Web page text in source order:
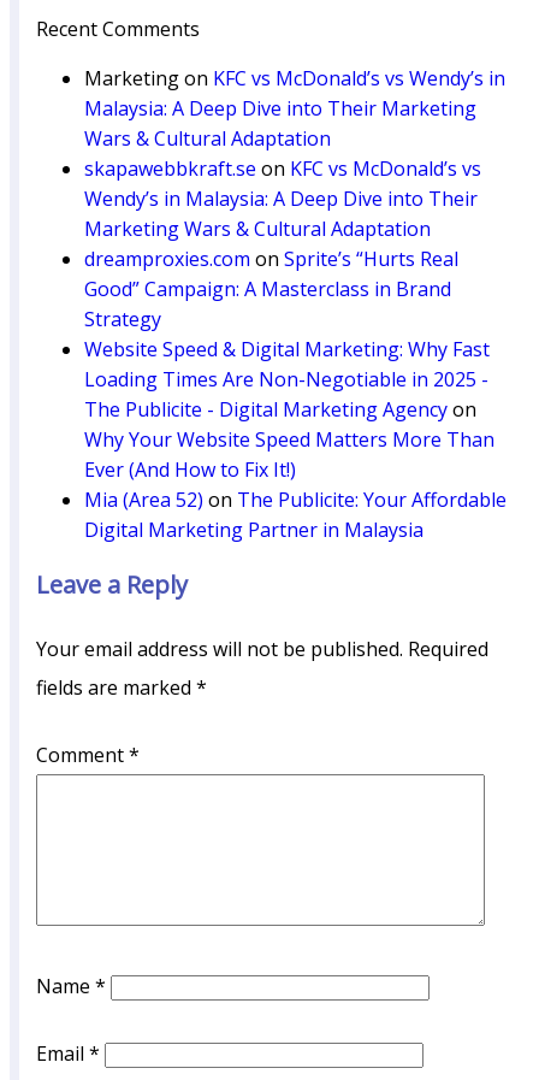
Recent Comments
Marketingon KFC vs McDonald’s vs Wendy’s in
Malaysia: A Deep Dive into Their Marketing
Wars & Cultural Adaptation
skapawebbkraft.se on KFC vs McDonald’s vs
Wendy’s in Malaysia: A Deep Dive into Their
Marketing Wars & Cultural Adaptation
dreamproxies.com on Sprite’s “Hurts Real
Good” Campaign: A Masterclass in Brand
Strategy
Website Speed & Digital Marketing: Why Fast
Loading Times Are Non-Negotiable in 2025 -
The Publicite - Digital Marketing Agencyon
Why Your Website Speed Matters More Than
Ever (And How to Fix It!)
Mia (Area 52) on The Publicite: Your Affordable
Digital Marketing Partner in Malaysia
Leave a Reply
Your email address will not be published. Required
fields are marked *
Comment*
Name *
Email *